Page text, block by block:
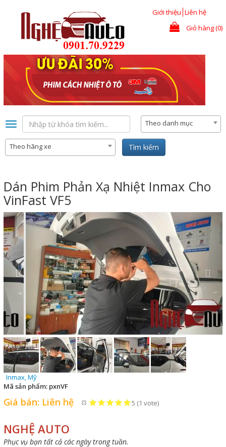
Giới thiệu Liên hệ
Giỏ hàng (0)
Toggle
navigation
Theo danh mục
Theo hãng xe Tìm kiếm
Dán Phim Phản Xạ Nhiệt Inmax Cho
VinFast VF5
Previous
Inmax, Mỹ
Mã sản phẩm: pxnVF
Giá bán: Liên hệ 5 (1 vote)
NGHỆ AUTO
Phục vụ bạn tất cả các ngày trong tuần.